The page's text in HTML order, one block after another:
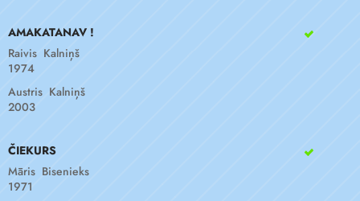
AMAKATANAV !
Raivis Kalniņš
1974
Austris Kalniņš
2003
ČIEKURS
Māris Bisenieks
1971